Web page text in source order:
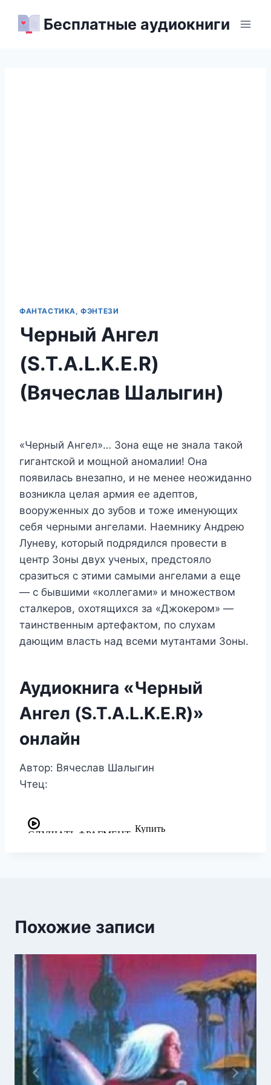
Бесплатные аудиокниги
ФАНТАСТИКА, ФЭНТЕЗИ
Черный Ангел
(S.T.A.L.K.E.R)
(Вячеслав Шалыгин)
«Черный Ангел»… Зона еще не знала такой
гигантской и мощной аномалии! Она
появилась внезапно, и не менее неожиданно
возникла целая армия ее адептов,
вооруженных до зубов и тоже именующих
себя черными ангелами. Наемнику Андрею
Луневу, который подрядился провести в
центр Зоны двух ученых, предстояло
сразиться с этими самыми ангелами а еще
— с бывшими «коллегами» и множеством
сталкеров, охотящихся за «Джокером» —
таинственным артефактом, по слухам
дающим власть над всеми мутантами Зоны.
Аудиокнига «Черный
Ангел (S.T.A.L.K.E.R)»
онлайн
Автор: Вячеслав Шалыгин
Чтец:
Похожие записи